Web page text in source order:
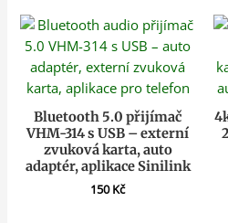
Bluetooth 5.0 přijímač
VHM-314 s USB – externí
zvuková karta, auto
adaptér, aplikace Sinilink
150Kč